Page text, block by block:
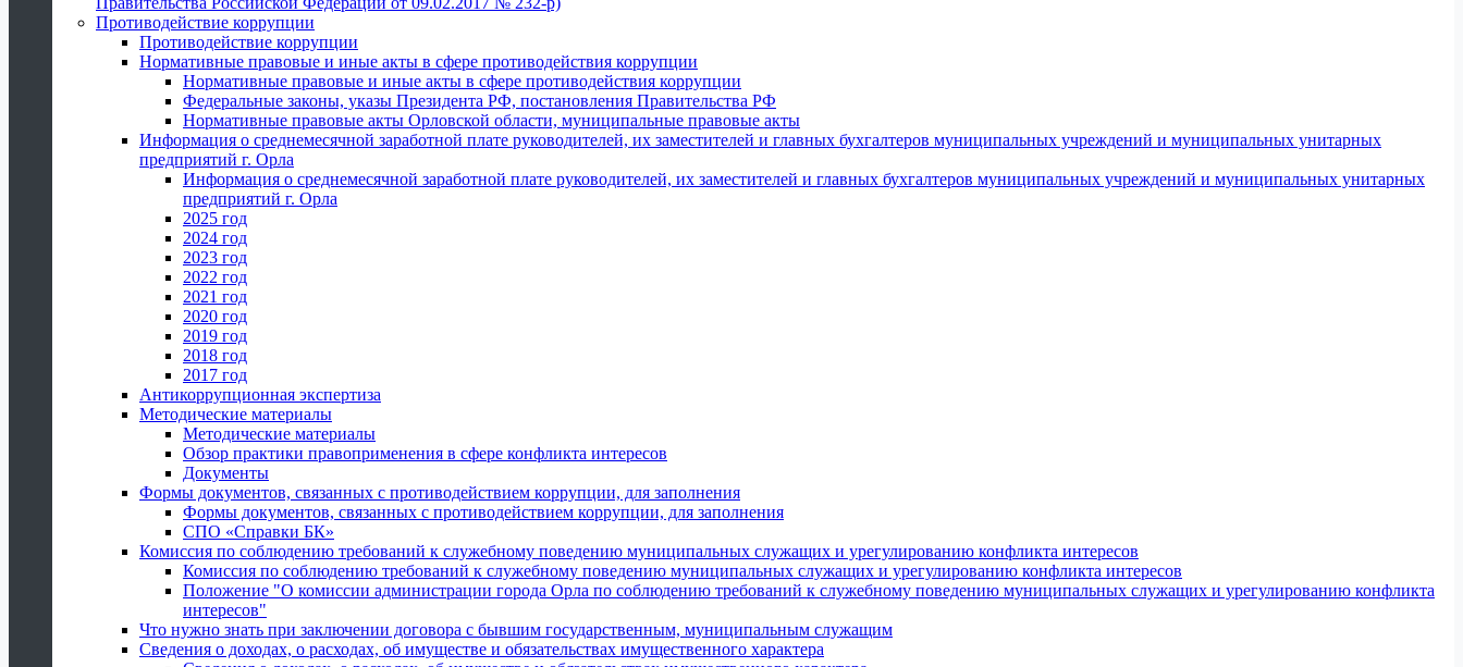
Противодействие коррупции
Противодействие коррупции
Нормативные правовые и иные акты в сфере противодействия коррупции
Нормативные правовые и иные акты в сфере противодействия коррупции
Федеральные законы, указы Президента РФ, постановления Правительства РФ
Нормативные правовые акты Орловской области, муниципальные правовые акты
Информация о среднемесячной заработной плате руководителей, их заместителей и главных бухгалтеров муниципальных учреждений и муниципальных унитарных
предприятий г. Орла
Информация о среднемесячной заработной плате руководителей, их заместителей и главных бухгалтеров муниципальных учреждений и муниципальных унитарных
предприятий г. Орла
2025 год
2024 год
2023 год
2022 год
2021 год
2020 год
2019 год
2018 год
2017 год
Антикоррупционная экспертиза
Методические материалы
Методические материалы
Обзор практики правоприменения в сфере конфликта интересов
Документы
Формы документов, связанных с противодействием коррупции, для заполнения
Формы документов, связанных с противодействием коррупции, для заполнения
СПО «Справки БК»
Комиссия по соблюдению требований к служебному поведению муниципальных служащих и урегулированию конфликта интересов
Комиссия по соблюдению требований к служебному поведению муниципальных служащих и урегулированию конфликта интересов
Положение "О комиссии администрации города Орла по соблюдению требований к служебному поведению муниципальных служащих и урегулированию конфликта
интересов"
Что нужно знать при заключении договора с бывшим государственным, муниципальным служащим
Сведения о доходах, о расходах, об имуществе и обязательствах имущественного характера